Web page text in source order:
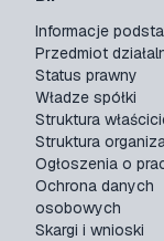
Informacje
Przedmiot
Status prawny
Władze spółki
Struktura
Struktura
Ogłoszenia o
Ochrona danych
osobowych
Skargi i wnioski